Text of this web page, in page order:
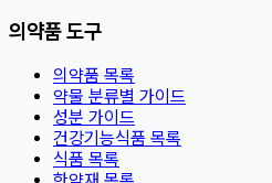
의약품 도구
의약품 목록
약물 분류별 가이드
성분 가이드
건강기능식품 목록
식품 목록